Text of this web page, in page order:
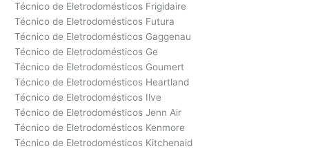
Técnico de Eletrodomésticos Frigidaire
Técnico de Eletrodomésticos Futura
Técnico de Eletrodomésticos Gaggenau
Técnico de Eletrodomésticos Ge
Técnico de Eletrodomésticos Goumert
Técnico de Eletrodomésticos Heartland
Técnico de Eletrodomésticos Ilve
Técnico de Eletrodomésticos Jenn Air
Técnico de Eletrodomésticos Kenmore
Técnico de Eletrodomésticos Kitchenaid